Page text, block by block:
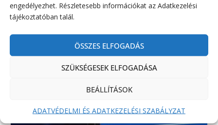
engedélyezhet. Részletesebb információkat az Adatkezelési
tájékoztatóban talál.
ÖSSZES ELFOGADÁS
SZÜKSÉGESEK ELFOGADÁSA
BEÁLLÍTÁSOK
ADATVÉDELMI ÉS ADATKEZELÉSI SZABÁLYZAT